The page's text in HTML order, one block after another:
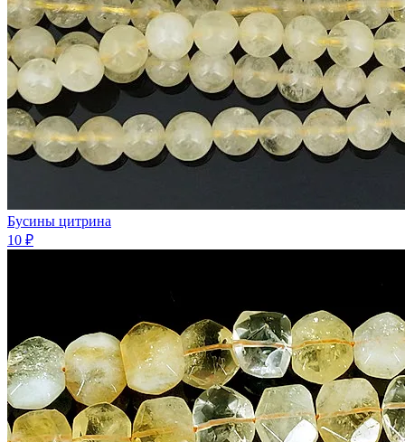
Бусины цитрина
10 ₽